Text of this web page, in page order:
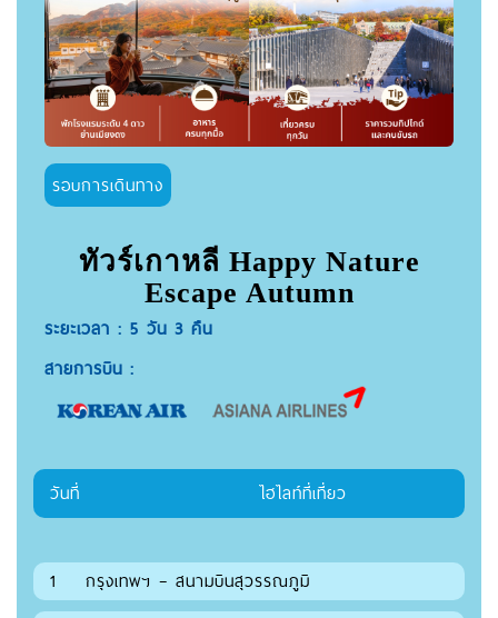
รอบการเดินทาง
ทัวร์เกาหลี Happy Nature
Escape Autumn
ระยะเวลา : 5 วัน 3 คืน
สายการบิน :
วันที่ ไฮไลท์ที่เที่ยว
1
กรุงเทพฯ – สนามบินสุวรรณภูมิ